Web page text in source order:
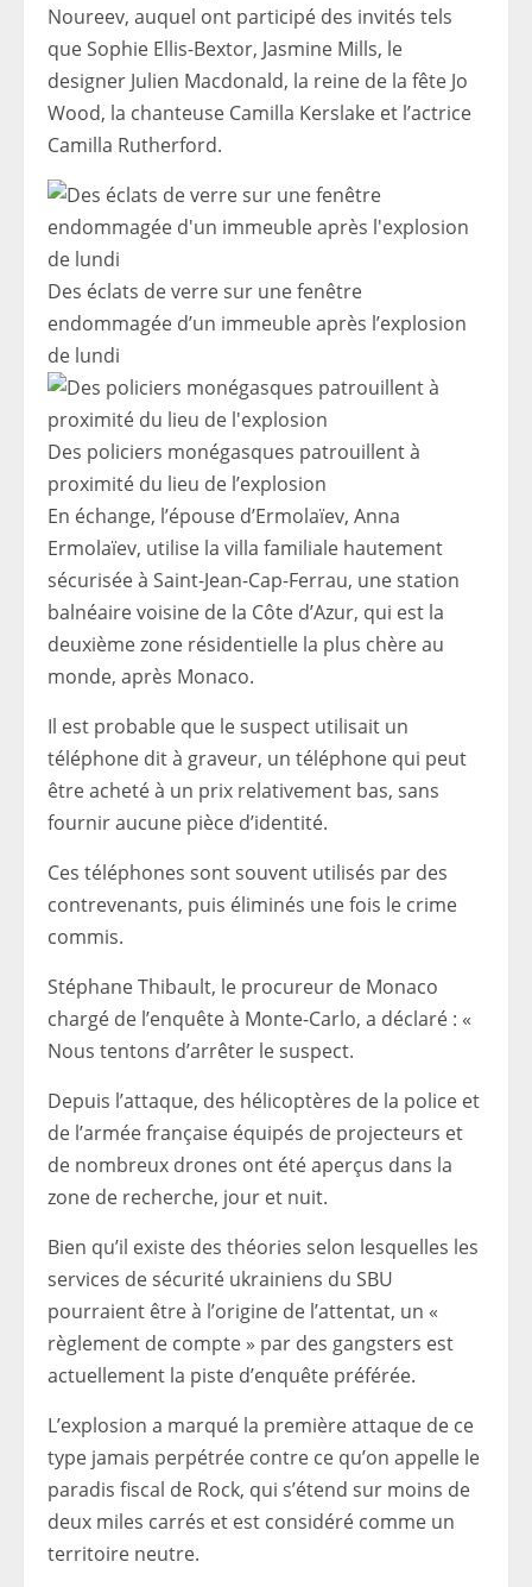
Noureev, auquel ont participé des invités tels
que Sophie Ellis-Bextor, Jasmine Mills, le
designer Julien Macdonald, la reine de la fête Jo
Wood, la chanteuse Camilla Kerslake et l’actrice
Camilla Rutherford.
Des éclats de verre sur une fenêtre
endommagée d’un immeuble après l’explosion
de lundi
Des policiers monégasques patrouillent à
proximité du lieu de l’explosion
En échange, l’épouse d’Ermolaïev, Anna
Ermolaïev, utilise la villa familiale hautement
sécurisée à Saint-Jean-Cap-Ferrau, une station
balnéaire voisine de la Côte d’Azur, qui est la
deuxième zone résidentielle la plus chère au
monde, après Monaco.
Il est probable que le suspect utilisait un
téléphone dit à graveur, un téléphone qui peut
être acheté à un prix relativement bas, sans
fournir aucune pièce d’identité.
Ces téléphones sont souvent utilisés par des
contrevenants, puis éliminés une fois le crime
commis.
Stéphane Thibault, le procureur de Monaco
chargé de l’enquête à Monte-Carlo, a déclaré : «
Nous tentons d’arrêter le suspect.
Depuis l’attaque, des hélicoptères de la police et
de l’armée française équipés de projecteurs et
de nombreux drones ont été aperçus dans la
zone de recherche, jour et nuit.
Bien qu’il existe des théories selon lesquelles les
services de sécurité ukrainiens du SBU
pourraient être à l’origine de l’attentat, un «
règlement de compte » par des gangsters est
actuellement la piste d’enquête préférée.
L’explosion a marqué la première attaque de ce
type jamais perpétrée contre ce qu’on appelle le
paradis fiscal de Rock, qui s’étend sur moins de
deux miles carrés et est considéré comme un
territoire neutre.